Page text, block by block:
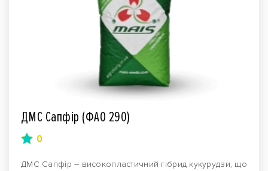
ДМС Сапфір (ФАО 290)
0
ДМС Сапфір – високопластичний гібрид кукурудзи, що